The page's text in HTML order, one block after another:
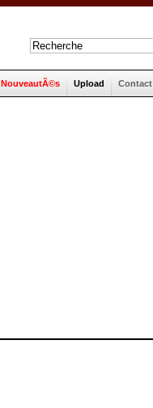
NouveautÃ©s Upload Contact